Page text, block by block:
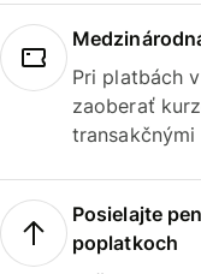
Pri platbách
zaoberať
Posielajte
poplatkoch